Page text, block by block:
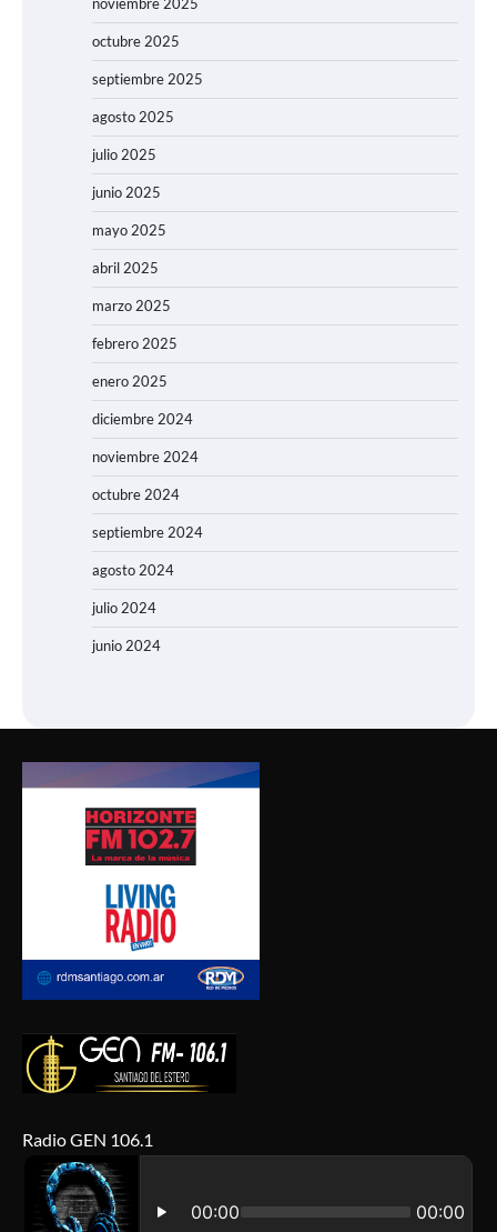
noviembre 2025
octubre 2025
septiembre 2025
agosto 2025
julio 2025
junio 2025
mayo 2025
abril 2025
marzo 2025
febrero 2025
enero 2025
diciembre 2024
noviembre 2024
octubre 2024
septiembre 2024
agosto 2024
julio 2024
junio 2024
Radio GEN 106.1